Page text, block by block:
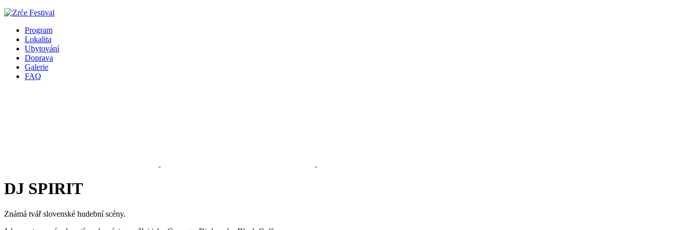
Program
Lokalita
Ubytování
Doprava
Galerie
FAQ
DJ SPIRIT
Známá tvář slovenské hudební scény.